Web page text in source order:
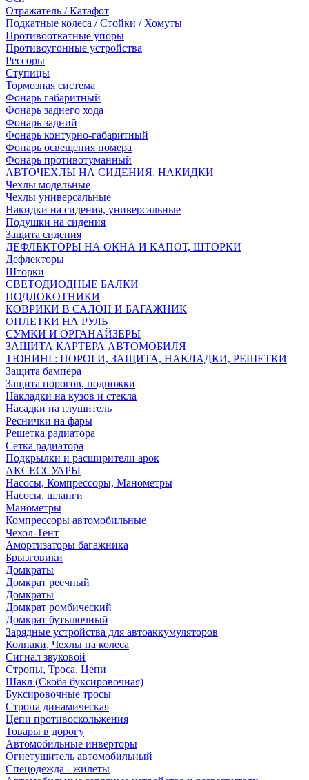
Отражатель / Катафот
Подкатные колеса / Стойки / Хомуты
Противооткатные упоры
Противоугонные устройства
Рессоры
Ступицы
Тормозная система
Фонарь габаритный
Фонарь заднего хода
Фонарь задний
Фонарь контурно-габаритный
Фонарь освещения номера
Фонарь противотуманный
АВТОЧЕХЛЫ НА СИДЕНИЯ, НАКИДКИ
Чехлы модельные
Чехлы универсальные
Накидки на сидения, универсальные
Подушки на сидения
Защита сидения
ДЕФЛЕКТОРЫ НА ОКНА И КАПОТ, ШТОРКИ
Дефлекторы
Шторки
СВЕТОДИОДНЫЕ БАЛКИ
ПОДЛОКОТНИКИ
КОВРИКИ В САЛОН И БАГАЖНИК
ОПЛЕТКИ НА РУЛЬ
СУМКИ И ОРГАНАЙЗЕРЫ
ЗАЩИТА КАРТЕРА АВТОМОБИЛЯ
ТЮНИНГ: ПОРОГИ, ЗАЩИТА, НАКЛАДКИ, РЕШЕТКИ
Защита бампера
Защита порогов, подножки
Накладки на кузов и стекла
Насадки на глушитель
Реснички на фары
Решетка радиатора
Сетка радиатора
Подкрылки и расширители арок
АКСЕССУАРЫ
Насосы, Компрессоры, Манометры
Насосы, шланги
Манометры
Компрессоры автомобильные
Чехол-Тент
Амортизаторы багажника
Брызговики
Домкраты
Домкрат реечный
Домкраты
Домкрат ромбический
Домкрат бутылочный
Зарядные устройства для автоаккумуляторов
Колпаки, Чехлы на колеса
Сигнал звуковой
Стропы, Троса, Цепи
Шакл (Скоба буксировочная)
Буксировочные тросы
Стропа динамическая
Цепи противоскольжения
Товары в дорогу
Автомобильные инверторы
Огнетушитель автомобильный
Спецодежда - жилеты